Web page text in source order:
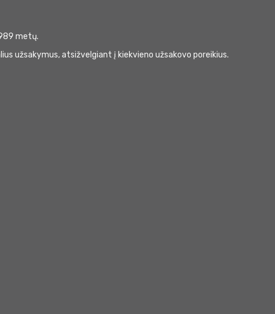
metų.
užsakymus, atsižvelgiant į kiekvieno užsakovo poreikius.